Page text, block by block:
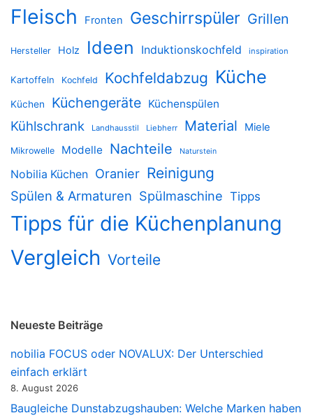
Fleisch Fronten Geschirrspüler Grillen
Hersteller Holz Ideen Induktionskochfeld inspiration
Kartoffeln Kochfeld Kochfeldabzug Küche
Küchen Küchengeräte Küchenspülen
Kühlschrank Landhausstil Liebherr Material Miele
Mikrowelle Modelle Nachteile Naturstein
Nobilia Küchen Oranier Reinigung
Spülen & Armaturen Spülmaschine Tipps
Tipps für die Küchenplanung
Vergleich Vorteile
Neueste Beiträge
nobilia FOCUS oder NOVALUX: Der Unterschied
einfach erklärt
8. August 2026
Baugleiche Dunstabzugshauben: Welche Marken haben